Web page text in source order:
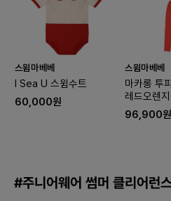
스윔마베베
I Sea U 스윔수트
60,000원
스윔마베베
마카롱 투
레드오렌지
96,900원
#주니어웨어 썸머 클리어런